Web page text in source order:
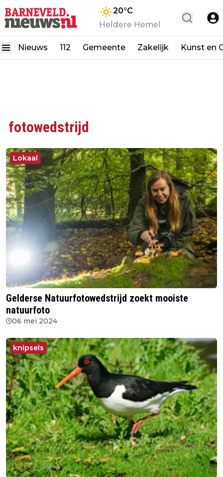
20°C
Heldere Hemel
Nieuws 112 Gemeente Zakelijk Kunst en
fotowedstrijd
Lokaal
Gelderse Natuurfotowedstrijd zoekt mooiste
natuurfoto
06 mei 2024
knipsels